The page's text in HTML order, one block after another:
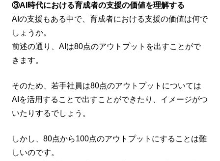
③AI時代における育成者の支援の価値を理解する
AIの支援もある中で、育成者における支援の価値は何で
しょうか。
前述の通り、AIは80点のアウトプットを出すことがで
きます。
そのため、若手社員は80点のアウトプットについては
AIを活用することで出すことができたり、イメージがつ
いたりするでしょう。
しかし、80点から100点のアウトプットにすることは難
しいのです。